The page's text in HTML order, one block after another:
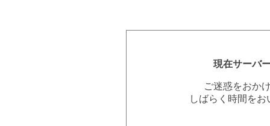
現在サーバ
ご迷惑をおか
しばらく時間を